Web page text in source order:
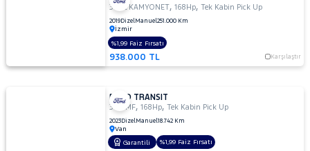
350L KAMYONET,168Hp,Tek Kabin Pick Up
2019DizelManuel251.000 Km
İzmir
938.000 TL Karşılaştır
%1,99 Faiz Fırsatı
FORD TRANSIT
350 MF,168Hp,Tek Kabin Pick Up
2023DizelManuel18.742 Km
Van
Garantili %1,99 Faiz Fırsatı